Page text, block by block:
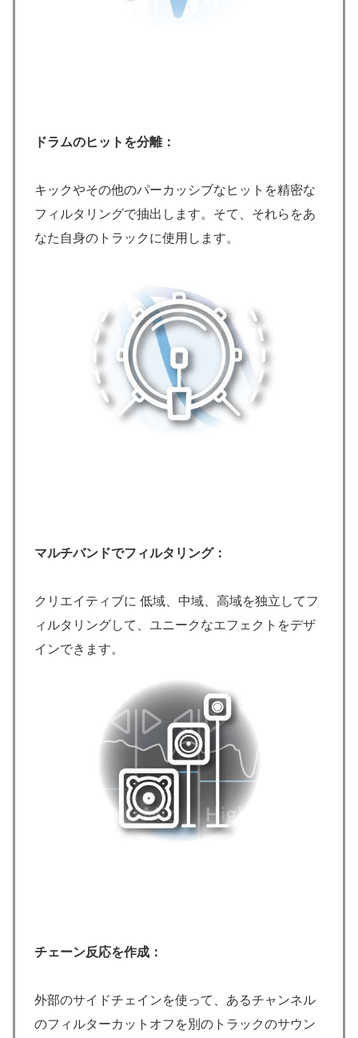
ドラムのヒットを分離：
キックやその他のパーカッシブなヒットを精密な
フィルタリングで抽出します。そて、それらをあ
なた自身のトラックに使用します。
マルチバンドでフィルタリング：
クリエイティブに 低域、中域、高域を独立してフ
ィルタリングして、ユニークなエフェクトをデザ
インできます。
チェーン反応を作成：
外部のサイドチェインを使って、あるチャンネル
のフィルターカットオフを別のトラックのサウン